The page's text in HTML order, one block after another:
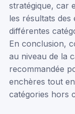
stratégique, car
les résultats des
différentes
En conclusion,
au niveau de la
recommandée
enchères tout
catégories hors